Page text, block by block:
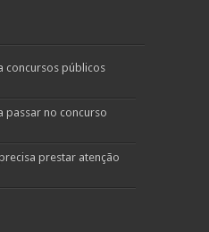
concursos públicos
passar no concurso
prestar atenção